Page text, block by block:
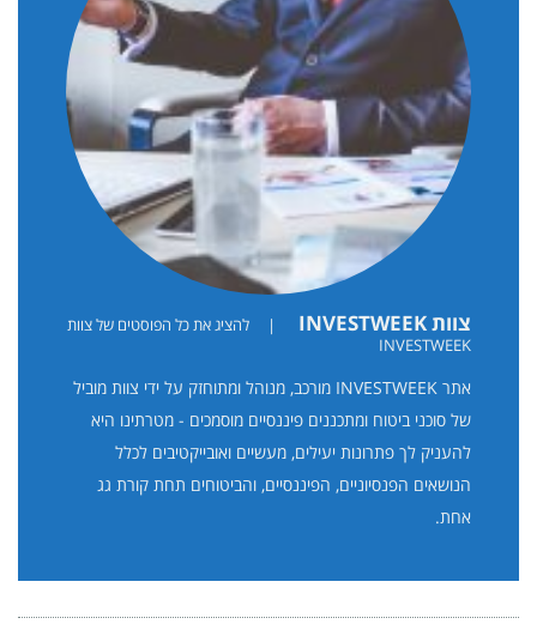
צוות INVESTWEEK |
להציג את כל הפוסטים של צוות
INVESTWEEK
אתר INVESTWEEK מורכב, מנוהל ומתוחזק על ידי צוות מוביל
של סוכני ביטוח ומתכננים פיננסיים מוסמכים - מטרתינו היא
להעניק לך פתרונות יעילים, מעשיים ואובייקטיבים לכלל
הנושאים הפנסיוניים, הפיננסיים, והביטוחים תחת קורת גג
אחת.